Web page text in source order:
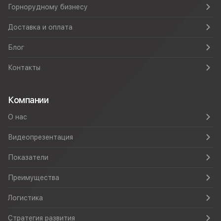
Горнорудному бизнесу
Доставка и оплата
Блог
Контакты
Компании
О нас
Видеопрезентация
Показатели
Преимущества
Логистика
Стратегия развития